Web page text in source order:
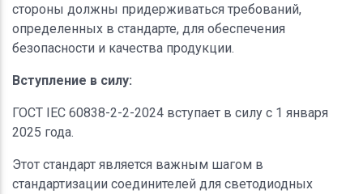
стороны должны придерживаться требований,
определенных в стандарте, для обеспечения
безопасности и качества продукции.
Вступление в силу:
ГОСТ IEC 60838-2-2-2024 вступает в силу с 1 января
2025 года.
Этот стандарт является важным шагом в
стандартизации соединителей для светодиодных